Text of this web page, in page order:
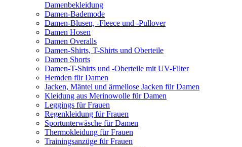
Damenbekleidung
Damen-Bademode
Damen-Blusen, -Fleece und -Pullover
Damen Hosen
Damen Overalls
Damen-Shirts, T-Shirts und Oberteile
Damen Shorts
Damen-T-Shirts und -Oberteile mit UV-Filter
Hemden für Damen
Jacken, Mäntel und ärmellose Jacken für Damen
Kleidung aus Merinowolle für Damen
Leggings für Frauen
Regenkleidung für Frauen
Sportunterwäsche für Damen
Thermokleidung für Frauen
Trainingsanzüge für Frauen